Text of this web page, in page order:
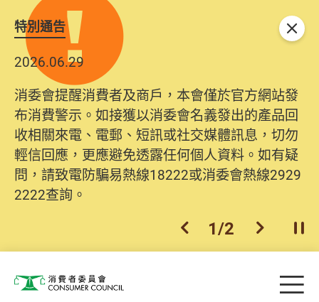
特別通告
2026.06.29
消委會提醒消費者及商戶，本會僅於官方網站發
布消費警示。如接獲以消委會名義發出的產品回
收相關來電、電郵、短訊或社交媒體訊息，切勿
輕信回應，更應避免透露任何個人資料。如有疑
問，請致電防騙易熱線18222或消委會熱線2929
2222查詢。
上一個
1/2 下一個開
關閉
消費者委員會 目